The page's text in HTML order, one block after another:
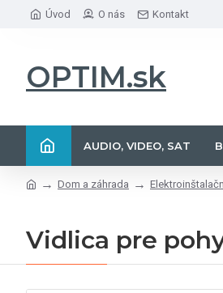
Úvod O nás Kontakt
OPTIM.sk
AUDIO, VIDEO, SAT
Dom a záhrada
Vidlica pre